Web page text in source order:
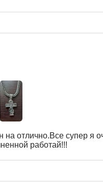
на отлично.Все супер я
работай!!!